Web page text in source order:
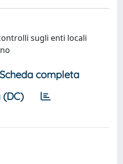
sugli enti locali
Scheda completa